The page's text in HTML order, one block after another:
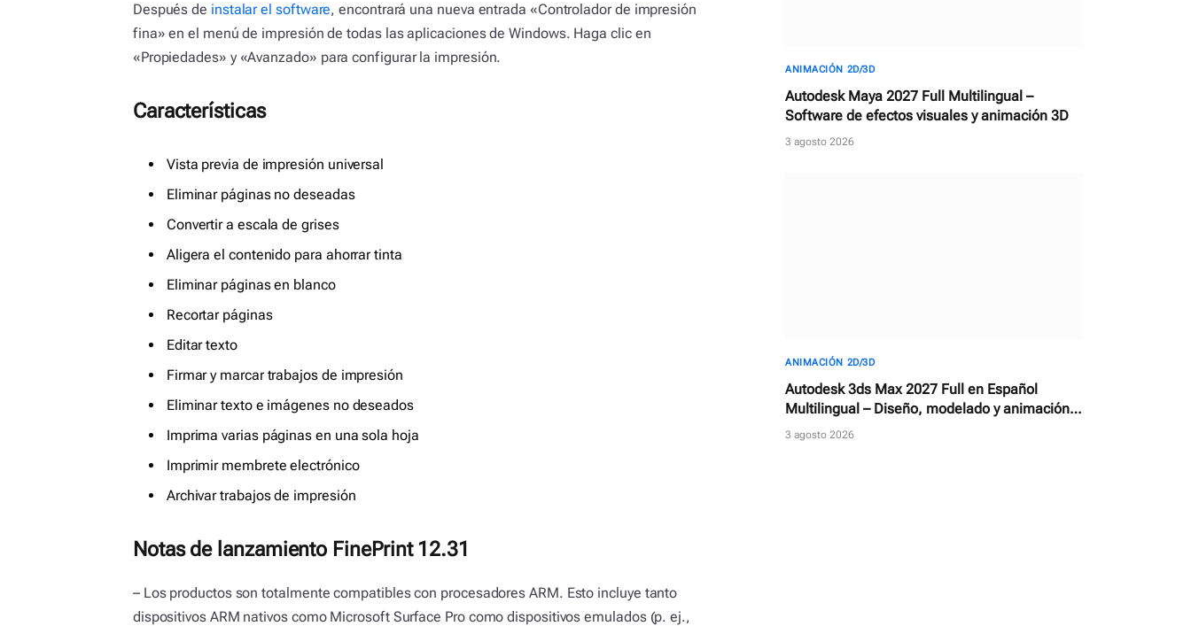
Después de instalar el software, encontrará una nueva entrada «Controlador de impresión
fina» en el menú de impresión de todas las aplicaciones de Windows. Haga clic en
«Propiedades» y «Avanzado» para configurar la impresión.
Características
Vista previa de impresión universal
Eliminar páginas no deseadas
Convertir a escala de grises
Aligera el contenido para ahorrar tinta
Eliminar páginas en blanco
Recortar páginas
Editar texto
Firmar y marcar trabajos de impresión
Eliminar texto e imágenes no deseados
Imprima varias páginas en una sola hoja
Imprimir membrete electrónico
Archivar trabajos de impresión
Notas de lanzamiento FinePrint 12.31
– Los productos son totalmente compatibles con procesadores ARM. Esto incluye tanto
dispositivos ARM nativos como Microsoft Surface Pro como dispositivos emulados (p. ej.,
ANIMACIÓN 2D/3D
Autodesk Maya 2027 Full Multilingual –
Software de efectos visuales y animación 3D
3 agosto 2026
ANIMACIÓN 2D/3D
Autodesk 3ds Max 2027 Full en Español
Multilingual – Diseño, modelado y animación
3D
3 agosto 2026